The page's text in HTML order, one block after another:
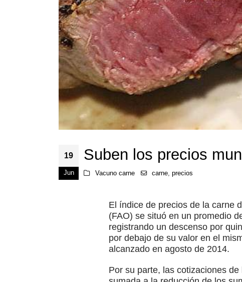
19
Jun
Suben los precios
Vacuno carne carne,precios
El índice de precios de la carne
(FAO) se situó en un promedio
registrando un descenso por
por debajo de su valor en el
alcanzado en agosto de 2014.
Por su parte, las cotizaciones